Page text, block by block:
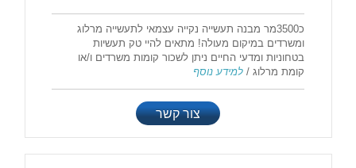
כ3500מר מבנה תעשייה נקייה עצמאי לתעשייה מרלוג
ומשרדים במיקום מעולה! מתאים להיי טק תעשיות
בטחוניות ומדעי החיים ניתן לשכור קומות משרדים ו/או
קומת מרלוג /למידע נוסף
צור קשר